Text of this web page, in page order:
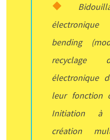
bending
recyclage
électronique
leur fonction
Initiation à
création